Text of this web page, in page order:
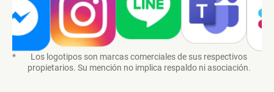
*
Los logotipos son marcas comerciales de sus respectivos
propietarios. Su mención no implica respaldo ni asociación.